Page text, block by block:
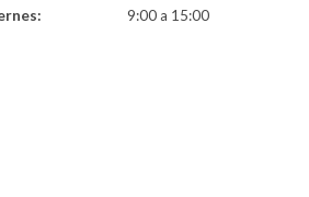
9:00 a 15:00